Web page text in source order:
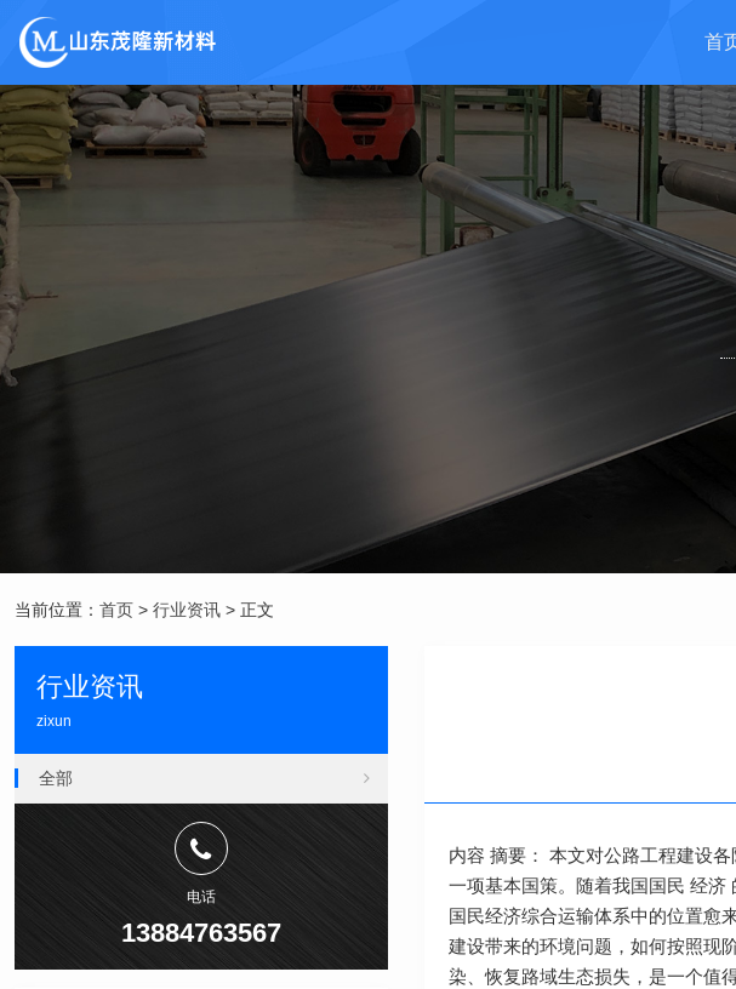
首
当前位置： 首页 > 行业资讯 > 正文
内容 摘要： 本文对公路工程建设
一项基本国策。随着我国国民 经济
国民经济综合运输体系中的位置愈
建设带来的环境问题，如何按照现
染、恢复路域生态损失，是一个值
行业资讯
zixun
全部
电话
13884763567